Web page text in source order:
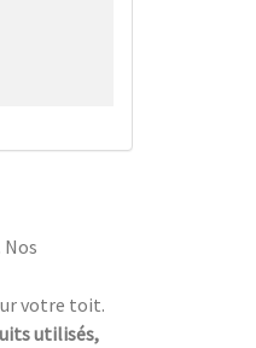
votre toit.
utilisés,